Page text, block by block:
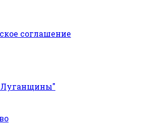
соглашение
Луганщины"